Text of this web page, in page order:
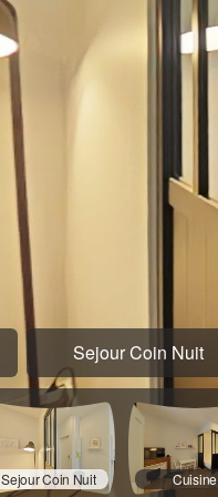
Sejour Coin Nuit
Sejour Coin Nuit Cuisine